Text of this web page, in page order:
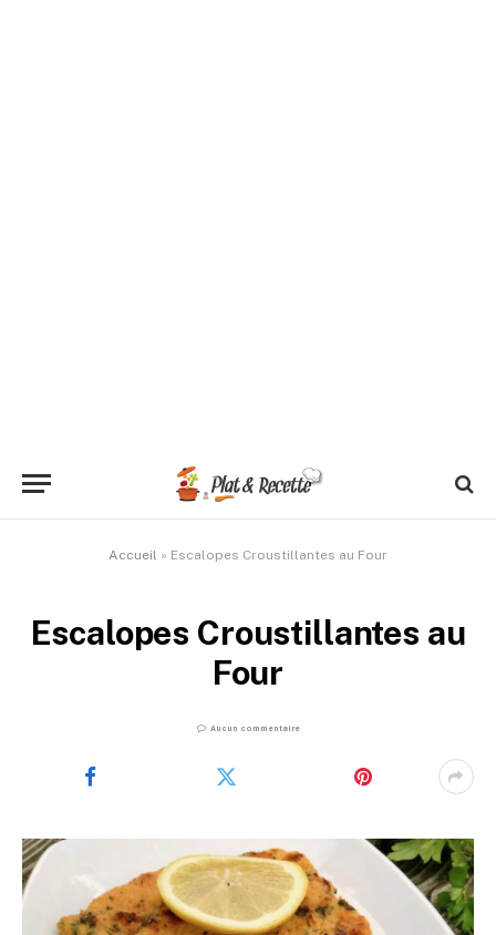
Accueil » Escalopes Croustillantes au Four
Escalopes Croustillantes au
Four
Aucun commentaire